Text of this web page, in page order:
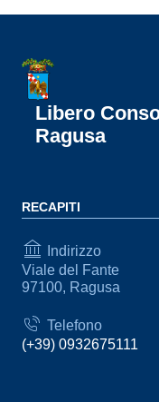
Libero
Ragusa
RECAPITI
Indirizzo
Viale del Fante
97100, Ragusa
Telefono
(+39) 0932675111